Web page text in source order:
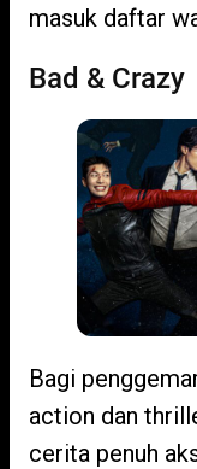
masuk daftar
Bad & Crazy
Bagi
action dan
cerita penuh